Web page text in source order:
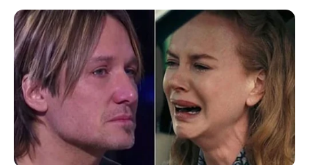
LIHAT ARTIKEL LAINNYA